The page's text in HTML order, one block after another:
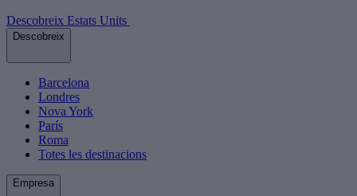
Descobreix Estats Units
Descobreix
Barcelona
Londres
Nova York
París
Roma
Totes les destinacions
Empresa